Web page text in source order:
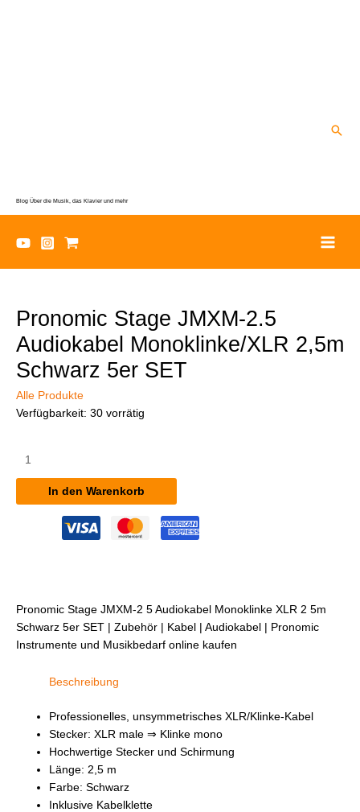
Blog Über die Musik, das Klavier und mehr
Pronomic Stage JMXM-2.5
Audiokabel Monoklinke/XLR 2,5m
Schwarz 5er SET
Alle Produkte
Verfügbarkeit: 30 vorrätig
Stage
JMXM-
2.5
Audiokabel
Monoklinke/XLR
SET
Menge
In den Warenkorb
Pronomic Stage JMXM-2 5 Audiokabel Monoklinke XLR 2 5m
Schwarz 5er SET | Zubehör | Kabel | Audiokabel | Pronomic
Instrumente und Musikbedarf online kaufen
Beschreibung
Professionelles, unsymmetrisches XLR/Klinke-Kabel
Stecker: XLR male ⇒ Klinke mono
Hochwertige Stecker und Schirmung
Länge: 2,5 m
Farbe: Schwarz
Inklusive Kabelklette